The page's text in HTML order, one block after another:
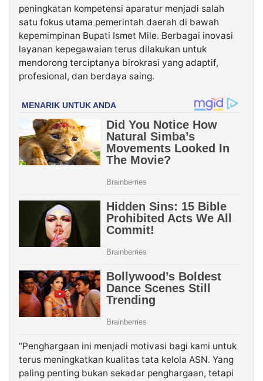
peningkatan kompetensi aparatur menjadi salah
satu fokus utama pemerintah daerah di bawah
kepemimpinan Bupati Ismet Mile. Berbagai inovasi
layanan kepegawaian terus dilakukan untuk
mendorong terciptanya birokrasi yang adaptif,
profesional, dan berdaya saing.
“Penghargaan ini menjadi motivasi bagi kami untuk
terus meningkatkan kualitas tata kelola ASN. Yang
paling penting bukan sekadar penghargaan, tetapi